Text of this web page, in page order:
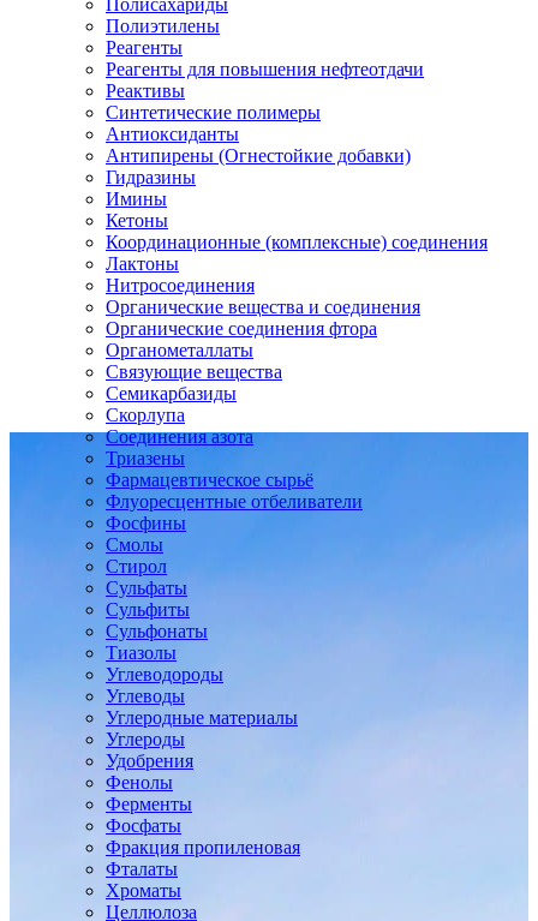
Полисахариды
Полиэтилены
Реагенты
Реагенты для повышения нефтеотдачи
Реактивы
Синтетические полимеры
Антиоксиданты
Антипирены (Огнестойкие добавки)
Гидразины
Имины
Кетоны
Координационные (комплексные) соединения
Лактоны
Нитросоединения
Органические вещества и соединения
Органические соединения фтора
Органометаллаты
Связующие вещества
Семикарбазиды
Скорлупа
Соединения азота
Триазены
Фармацевтическое сырьё
Флуоресцентные отбеливатели
Фосфины
Смолы
Стирол
Сульфаты
Сульфиты
Сульфонаты
Тиазолы
Углеводороды
Углеводы
Углеродные материалы
Углероды
Удобрения
Фенолы
Ферменты
Фосфаты
Фракция пропиленовая
Фталаты
Хроматы
Целлюлоза